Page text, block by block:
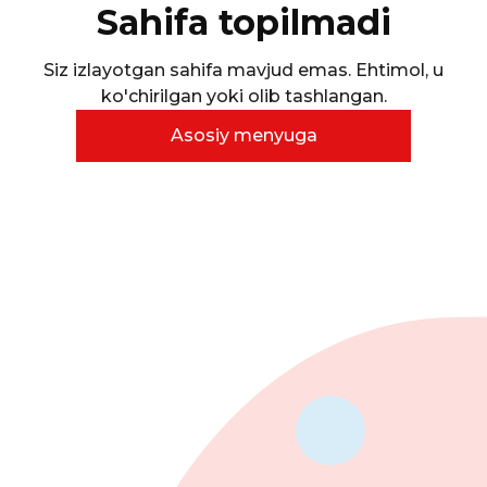
Sahifa topilmadi
Siz izlayotgan sahifa mavjud emas. Ehtimol, u
ko'chirilgan yoki olib tashlangan.
Asosiy menyuga